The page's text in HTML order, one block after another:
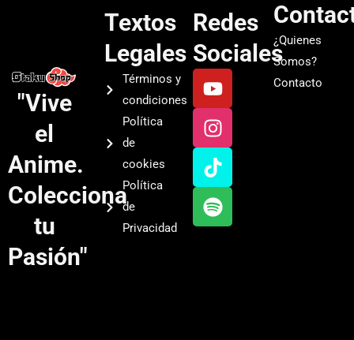
"Vive
el
Anime.
Colecciona
tu
Pasión"
Textos
Legales
Términos y
condiciones
Política
de
cookies
Política
de
Privacidad
Redes
Sociales
Y
o
u
t
u
b
e
I
n
s
t
a
g
r
a
T
i
k
t
o
k
S
p
o
t
i
f
y
¿Quienes
Somos?
Contacto